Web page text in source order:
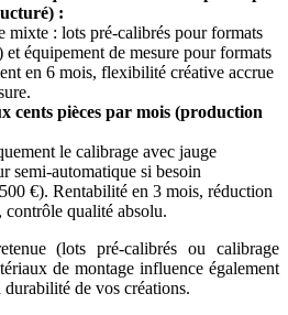
:
mixte : lots pré-calibrés pour formats
et équipement de mesure pour formats
en 6 mois, flexibilité créative accrue
cents pièces par mois (production
le calibrage avec jauge
semi-automatique si besoin
€). Rentabilité en 3 mois, réduction
qualité absolu.
(lots pré-calibrés ou calibrage
de montage influence également
de vos créations.